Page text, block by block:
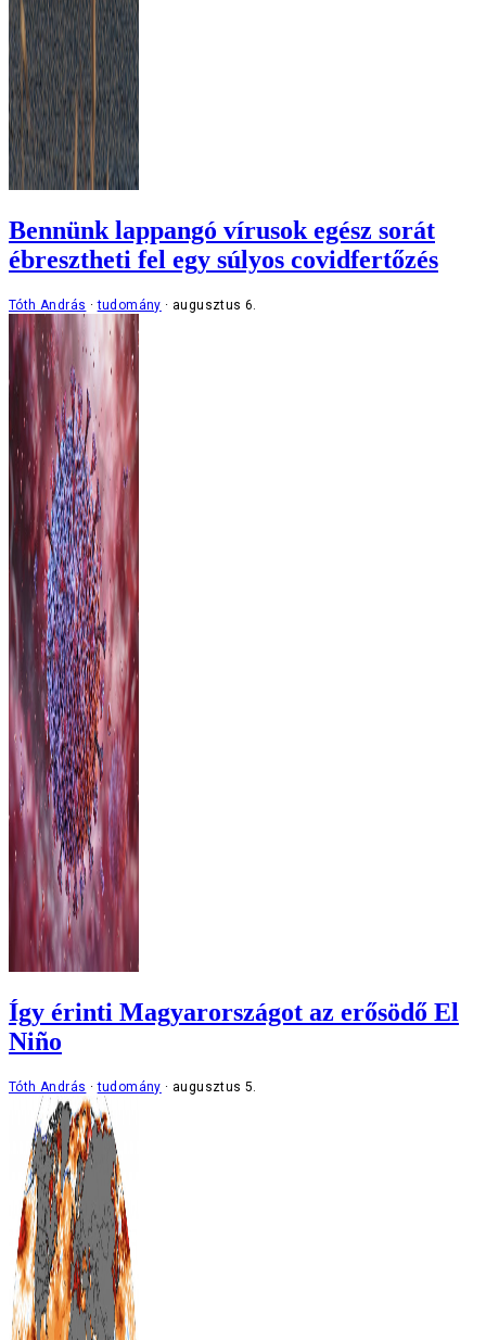
Bennünk lappangó vírusok egész sorát
ébresztheti fel egy súlyos covidfertőzés
Tóth András tudomány augusztus 6.
Így érinti Magyarországot az erősödő El
Niño
Tóth András tudomány augusztus 5.